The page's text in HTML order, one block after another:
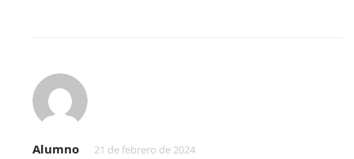
Alumno 21 de febrero de 2024